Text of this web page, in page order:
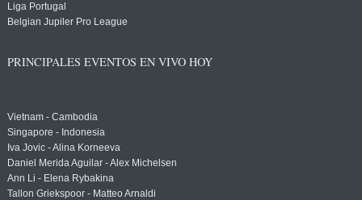
Liga Portugal
Belgian Jupiler Pro League
PRINCIPALES EVENTOS EN VIVO HOY
Vietnam - Cambodia
Singapore - Indonesia
Iva Jovic - Alina Korneeva
Daniel Merida Aguilar - Alex Michelsen
Ann Li - Elena Rybakina
Tallon Griekspoor - Matteo Arnaldi